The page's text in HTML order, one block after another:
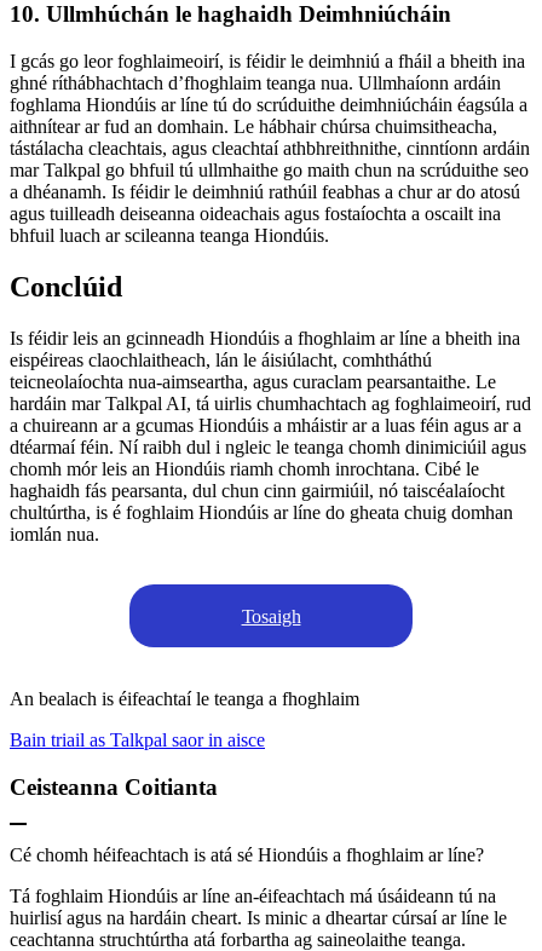
10. Ullmhúchán le haghaidh Deimhniúcháin
I gcás go leor foghlaimeoirí, is féidir le deimhniú a fháil a bheith ina
ghné ríthábhachtach d’fhoghlaim teanga nua. Ullmhaíonn ardáin
foghlama Hiondúis ar líne tú do scrúduithe deimhniúcháin éagsúla a
aithnítear ar fud an domhain. Le hábhair chúrsa chuimsitheacha,
tástálacha cleachtais, agus cleachtaí athbhreithnithe, cinntíonn ardáin
mar Talkpal go bhfuil tú ullmhaithe go maith chun na scrúduithe seo
a dhéanamh. Is féidir le deimhniú rathúil feabhas a chur ar do atosú
agus tuilleadh deiseanna oideachais agus fostaíochta a oscailt ina
bhfuil luach ar scileanna teanga Hiondúis.
Conclúid
Is féidir leis an gcinneadh Hiondúis a fhoghlaim ar líne a bheith ina
eispéireas claochlaitheach, lán le áisiúlacht, comhtháthú
teicneolaíochta nua-aimseartha, agus curaclam pearsantaithe. Le
hardáin mar Talkpal AI, tá uirlis chumhachtach ag foghlaimeoirí, rud
a chuireann ar a gcumas Hiondúis a mháistir ar a luas féin agus ar a
dtéarmaí féin. Ní raibh dul i ngleic le teanga chomh dinimiciúil agus
chomh mór leis an Hiondúis riamh chomh inrochtana. Cibé le
haghaidh fás pearsanta, dul chun cinn gairmiúil, nó taiscéalaíocht
chultúrtha, is é foghlaim Hiondúis ar líne do gheata chuig domhan
iomlán nua.
Tosaigh
An bealach is éifeachtaí le teanga a fhoghlaim
Bain triail as Talkpal saor in aisce
Ceisteanna Coitianta
Cé chomh héifeachtach is atá sé Hiondúis a fhoghlaim ar líne?
Tá foghlaim Hiondúis ar líne an-éifeachtach má úsáideann tú na
huirlisí agus na hardáin cheart. Is minic a dheartar cúrsaí ar líne le
ceachtanna struchtúrtha atá forbartha ag saineolaithe teanga.